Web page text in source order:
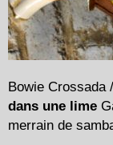
Bowie Crossada
dans une lime
merrain de